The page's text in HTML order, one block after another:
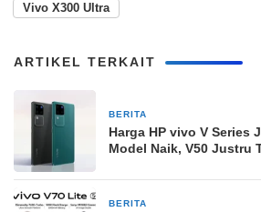
Vivo X300 Ultra
ARTIKEL TERKAIT
BERITA
Harga HP vivo V Series
Model Naik, V50 Justru
BERITA